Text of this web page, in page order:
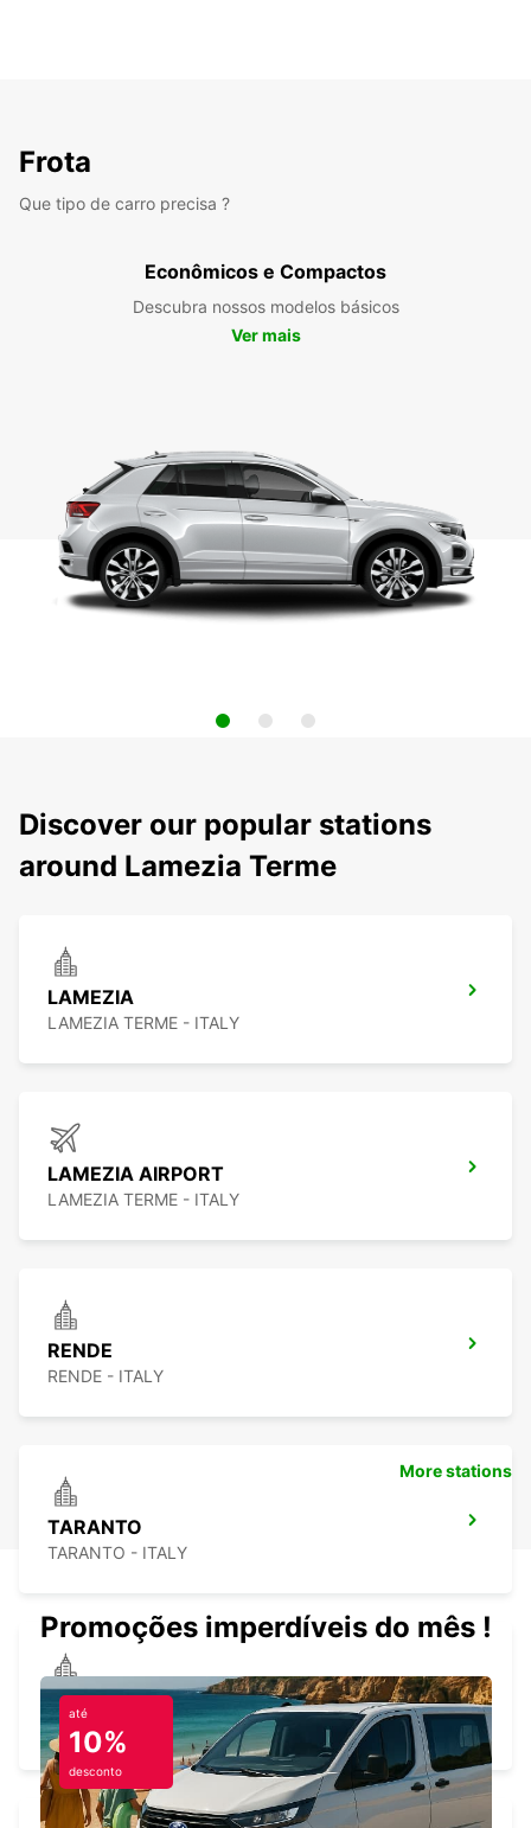
Frota
Que tipo de carro precisa ?
Econômicos e Compactos
Descubra nossos modelos básicos
Ver mais
Discover our popular stations
around Lamezia Terme
LAMEZIA
LAMEZIA TERME - ITALY
LAMEZIA AIRPORT
LAMEZIA TERME - ITALY
RENDE
RENDE - ITALY
TARANTO
TARANTO - ITALY
CATANIA (SICILY)
CATANIA - ITALY
More stations
Promoções imperdíveis do mês !
até
10%
desconto